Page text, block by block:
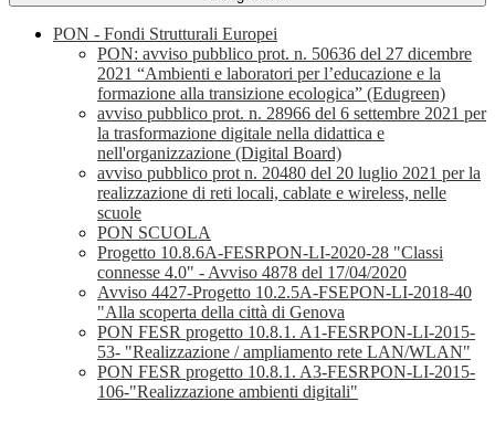
PON - Fondi Strutturali Europei
PON: avviso pubblico prot. n. 50636 del 27 dicembre
2021 “Ambienti e laboratori per l’educazione e la
formazione alla transizione ecologica” (Edugreen)
avviso pubblico prot. n. 28966 del 6 settembre 2021 per
la trasformazione digitale nella didattica e
nell'organizzazione (Digital Board)
avviso pubblico prot n. 20480 del 20 luglio 2021 per la
realizzazione di reti locali, cablate e wireless, nelle
scuole
PON SCUOLA
Progetto 10.8.6A-FESRPON-LI-2020-28 "Classi
connesse 4.0" - Avviso 4878 del 17/04/2020
Avviso 4427-Progetto 10.2.5A-FSEPON-LI-2018-40
"Alla scoperta della città di Genova
PON FESR progetto 10.8.1. A1-FESRPON-LI-2015-
53- "Realizzazione / ampliamento rete LAN/WLAN"
PON FESR progetto 10.8.1. A3-FESRPON-LI-2015-
106-"Realizzazione ambienti digitali"